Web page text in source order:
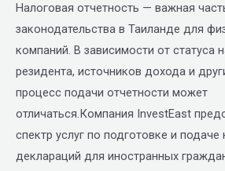
Налоговая отчетность — важная
законодательства в Таиланде для
компаний. В зависимости от статуса
резидента, источников дохода и
процесс подачи отчетности может
отличаться.Компания InvestEast
спектр услуг по подготовке и подаче
деклараций для иностранных